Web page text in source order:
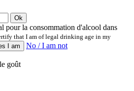
Ok
pour la consommation d'alcool dans
that I am of legal drinking age in my
No / I am not
goût